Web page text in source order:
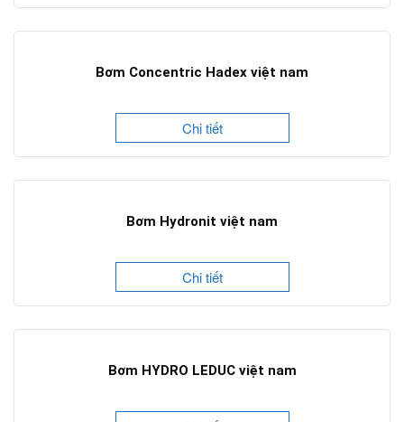
Bơm Concentric Hadex việt nam
Chi tiết
Bơm Hydronit việt nam
Chi tiết
Bơm HYDRO LEDUC việt nam